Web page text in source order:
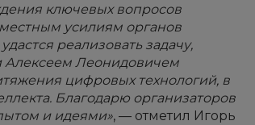
ключевых вопросов
усилиям органов
реализовать задачу,
Алексеем Леонидовичем
цифровых технологий, в
Благодарю организаторов
и идеями», — отметил Игорь